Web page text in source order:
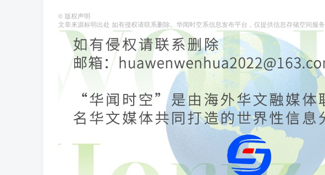
© 版权声明
文章来源标明出处 如有侵权请联系删除。华闻时空系信息发布平台，仅提供信息存储空间服务